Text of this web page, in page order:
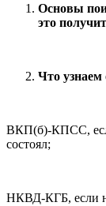
Основы
это
Что узнаем
ВКП(б)-КПСС,
состоял;
НКВД-КГБ, если